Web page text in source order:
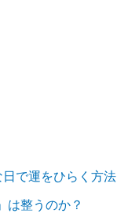
で運をひらく方法
は整うのか？